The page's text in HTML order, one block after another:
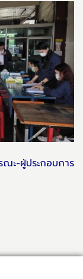
ะ-ผู้ประกอบการ